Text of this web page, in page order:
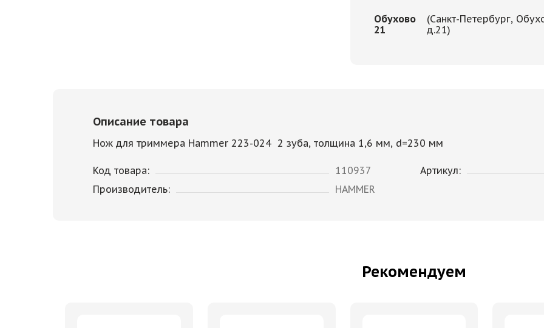
Обухово
21
(Санкт-Петербург,
д.21)
Описание товара
Нож для триммера Hammer 223-024 2 зуба, толщина 1,6 мм, d=230 мм
Код товара:
110937
Производитель:
HAMMER
Артикул:
Рекомендуем